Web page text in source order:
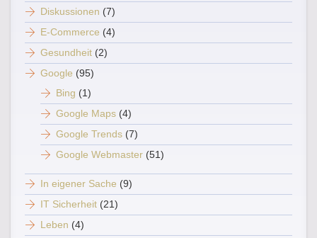
Diskussionen (7)
E-Commerce (4)
Gesundheit (2)
Google (95)
Bing (1)
Google Maps (4)
Google Trends (7)
Google Webmaster (51)
In eigener Sache (9)
IT Sicherheit (21)
Leben (4)